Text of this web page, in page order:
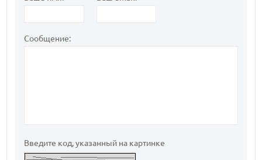
Сообщение:
Введите код, указанный на картинке